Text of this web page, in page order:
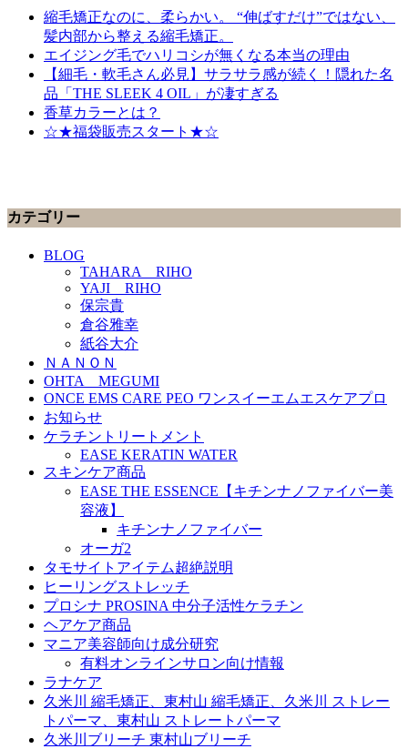
縮毛矯正なのに、柔らかい。 “伸ばすだけ”ではない、
髪内部から整える縮毛矯正。
エイジング毛でハリコシが無くなる本当の理由
【細毛・軟毛さん必見】サラサラ感が続く！隠れた名
品「THE SLEEK 4 OIL」が凄すぎる
香草カラーとは？
☆★福袋販売スタート★☆
カテゴリー
BLOG
TAHARA RIHO
YAJI RIHO
保宗貴
倉谷雅幸
紙谷大介
ＮＡＮＯＮ
OHTA MEGUMI
ONCE EMS CARE PEO ワンスイーエムエスケアプロ
お知らせ
ケラチントリートメント
EASE KERATIN WATER
スキンケア商品
EASE THE ESSENCE【キチンナノファイバー美
容液】
キチンナノファイバー
オーガ2
タモサイトアイテム超絶説明
ヒーリングストレッチ
プロシナ PROSINA 中分子活性ケラチン
ヘアケア商品
マニア美容師向け成分研究
有料オンラインサロン向け情報
ラナケア
久米川 縮毛矯正、東村山 縮毛矯正、久米川 ストレー
トパーマ、東村山 ストレートパーマ
久米川ブリーチ 東村山ブリーチ